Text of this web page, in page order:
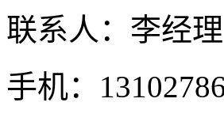
联系人：李经理
手机：